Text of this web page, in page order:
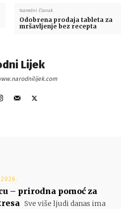
Naredni članak
Odobrena prodaja tableta za
mršavljenje bez recepta
Lijek
– prirodna pomoć za
Sve više ljudi danas ima